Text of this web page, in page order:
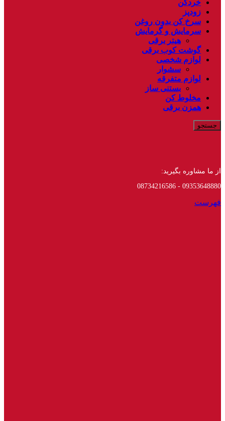
خردکن
زودپز
سرخ کن بدون روغن
سرمایش و گرمایش
هیتر برقی
گوشت کوب برقی
لوازم شخصی
سشوار
لوازم متفرقه
بستنی ساز
مخلوط کن
همزن برقی
جستجو
از ما مشاوره بگیرید:
09353648880 - 08734216586
فهرست